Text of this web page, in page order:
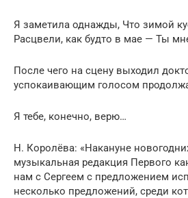
Я заметила однажды, Что зимой
Расцвели, как будто в мае — Ты
После чего на сцену выходил
успокаивающим голосом
Я тебе, конечно, верю…
Н. Королёва: «Накануне
музыкальная редакция Первого
нам с Сергеем с предложением
несколько предложений, среди